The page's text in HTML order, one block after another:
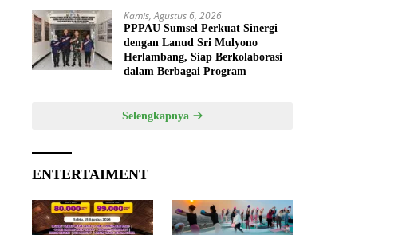
Kamis, Agustus 6, 2026
PPPAU Sumsel Perkuat Sinergi
dengan Lanud Sri Mulyono
Herlambang, Siap Berkolaborasi
dalam Berbagai Program
Selengkapnya
ENTERTAIMENT